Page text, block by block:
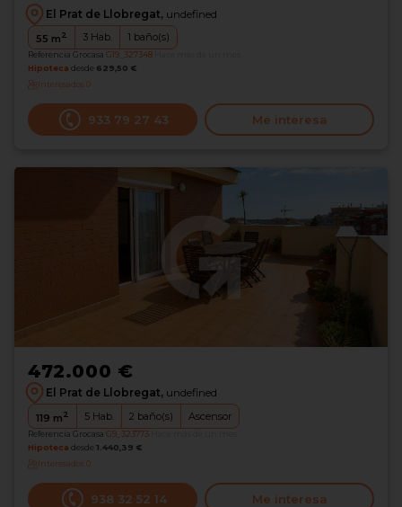
El Prat de Llobregat, undefined
55 m2 3 Hab. 1 baño(s)
Referencia Grocasa G19_327348
Hipoteca desde 629,50 €
Interesados0
933 79 27 43 Me interesa
472.000 €
El Prat de Llobregat, undefined
119 m2 5 Hab. 2 baño(s) Ascensor
Referencia Grocasa G9_323773
Hipoteca desde 1.440,39 €
Interesados0
938 32 52 14 Me interesa